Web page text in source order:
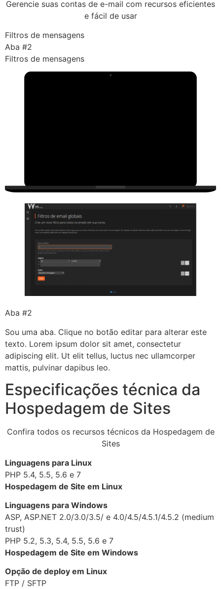
Gerencie suas contas de e-mail com recursos eficientes
e fácil de usar
Filtros de mensagens
Aba #2
Filtros de mensagens
Aba #2
Sou uma aba. Clique no botão editar para alterar este
texto. Lorem ipsum dolor sit amet, consectetur
adipiscing elit. Ut elit tellus, luctus nec ullamcorper
mattis, pulvinar dapibus leo.
Especificações técnica da
Hospedagem de Sites
Confira todos os recursos técnicos da Hospedagem de
Sites
Linguagens para Linux
PHP 5.4, 5.5, 5.6 e 7
Hospedagem de Site em Linux
Linguagens para Windows
ASP, ASP.NET 2.0/3.0/3.5/ e 4.0/4.5/4.5.1/4.5.2 (medium
trust)
PHP 5.2, 5.3, 5.4, 5.5, 5.6 e 7
Hospedagem de Site em Windows
Opção de deploy em Linux
FTP / SFTP